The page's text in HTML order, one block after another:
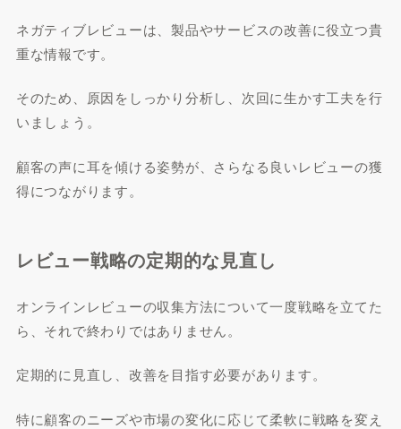
ネガティブレビューは、製品やサービスの改善に役立つ貴
重な情報です。
そのため、原因をしっかり分析し、次回に生かす工夫を行
いましょう。
顧客の声に耳を傾ける姿勢が、さらなる良いレビューの獲
得につながります。
レビュー戦略の定期的な見直し
オンラインレビューの収集方法について一度戦略を立てた
ら、それで終わりではありません。
定期的に見直し、改善を目指す必要があります。
特に顧客のニーズや市場の変化に応じて柔軟に戦略を変え